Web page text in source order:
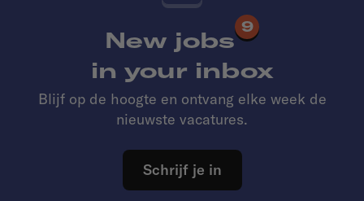
New jobs
9
in your inbox
Blijf op de hoogte en ontvang elke week de
nieuwste vacatures.
Schrijf je in